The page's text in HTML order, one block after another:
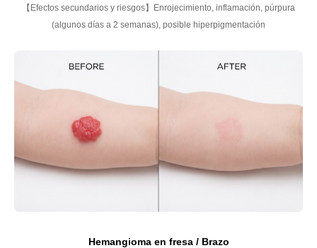
【Efectos secundarios y riesgos】Enrojecimiento, inflamación, púrpura
(algunos días a 2 semanas), posible hiperpigmentación
Hemangioma en fresa / Brazo